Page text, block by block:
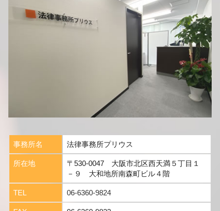
事務所名 法律事務所プリウス
所在地
〒530-0047 大阪市北区西天満５丁目１
－９ 大和地所南森町ビル４階
TEL 06-6360-9824